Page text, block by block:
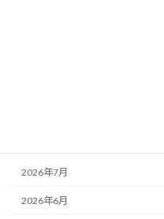
2026年7月
2026年6月